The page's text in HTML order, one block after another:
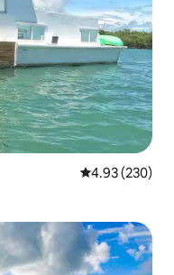
औसत रेटिंग 5 में से
4.93 (230)